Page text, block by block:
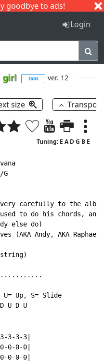
goodbye to ads!
I J
Login
girl tabs ver. 12
size
Tuning: E A D G B E
carefully to the album
to do his chords,
else do)
(AKA Andy, AKA
string)
U= Up, S= Slide
U D U
3-3-3|
0-0-0|
0-0-0|